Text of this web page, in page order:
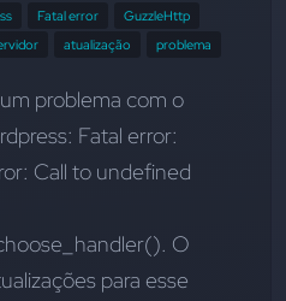
Fatal error
GuzzleHttp
atualização problema
problema com o
Fatal error:
Call to undefined
O
para esse